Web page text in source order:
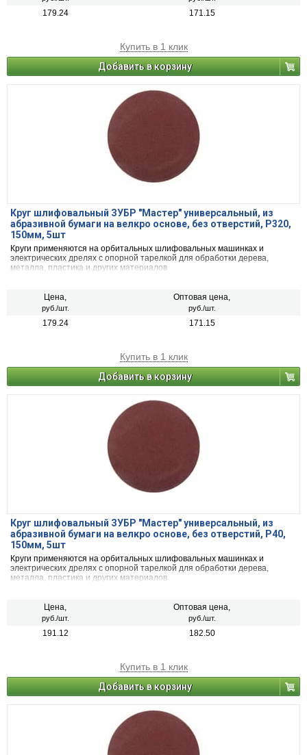
179.24 171.15
Купить в 1 клик
Добавить в корзину
Круг шлифовальный ЗУБР ″Мастер″ универсальный, из
абразивной бумаги на велкро основе, без отверстий, Р320,
150мм, 5шт
Круги применяются на орбитальных шлифовальных машинках и
электрических дрелях с опорной тарелкой для обработки дерева,
металла, пластика и других материалов
Цена,
руб./шт.
Оптовая цена,
руб./шт.
179.24 171.15
Купить в 1 клик
Добавить в корзину
Круг шлифовальный ЗУБР ″Мастер″ универсальный, из
абразивной бумаги на велкро основе, без отверстий, Р40,
150мм, 5шт
Круги применяются на орбитальных шлифовальных машинках и
электрических дрелях с опорной тарелкой для обработки дерева,
металла, пластика и других материалов
Цена,
руб./шт.
Оптовая цена,
руб./шт.
191.12 182.50
Купить в 1 клик
Добавить в корзину